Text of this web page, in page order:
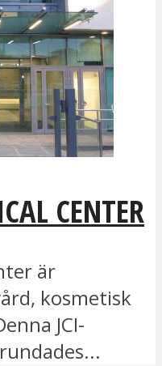
CENTER
är
kosmetisk
JCI-